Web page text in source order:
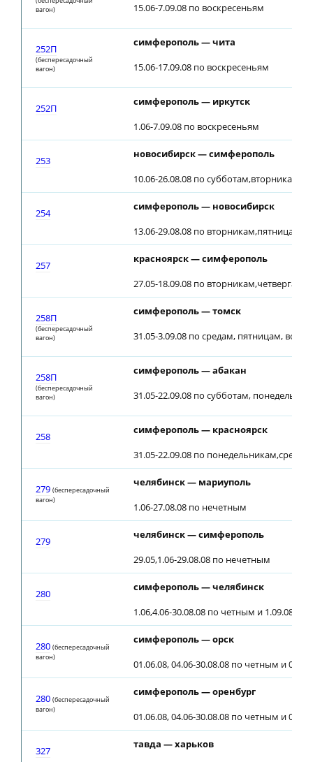
вагон)
15.06-7.09.08 по воскресеньям
252П
(беспересадочный
вагон)
симферополь — чита
15.06-17.09.08 по воскресеньям
252П
симферополь — иркутск
1.06-7.09.08 по воскресеньям
253
новосибирск — симферополь
10.06-26.08.08 по субботам,вторникам
254
симферополь — новосибирск
13.06-29.08.08 по вторникам,пятницам
257
красноярск — симферополь
27.05-18.09.08 по
258П
(беспересадочный
вагон)
симферополь — томск
31.05-3.09.08 по средам, пятницам,
258П
(беспересадочный
вагон)
симферополь — абакан
31.05-22.09.08 по субботам,
258
симферополь — красноярск
31.05-22.09.08 по
279 (беспересадочный
вагон)
челябинск — мариуполь
1.06-27.08.08 по нечетным
279
челябинск — симферополь
29.05,1.06-29.08.08 по нечетным
280
симферополь — челябинск
1.06,4.06-30.08.08 по четным и 1.09.08
280 (беспересадочный
вагон)
симферополь — орск
01.06.08, 04.06-30.08.08 по четным и
280 (беспересадочный
вагон)
симферополь — оренбург
01.06.08, 04.06-30.08.08 по четным и
327
тавда — харьков